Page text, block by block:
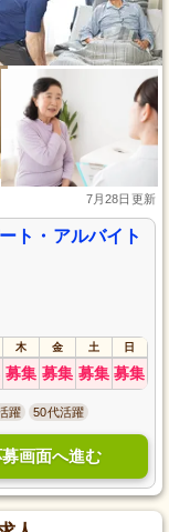
7月28日更新
ト・アルバイト
木 金 土 日
募集 募集 募集 募集
躍 50代活躍
募画面へ進む